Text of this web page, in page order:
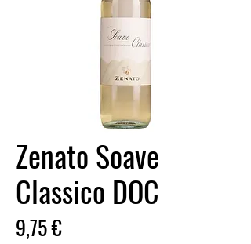
Zenato Soave
Classico DOC
9,75 €Preis